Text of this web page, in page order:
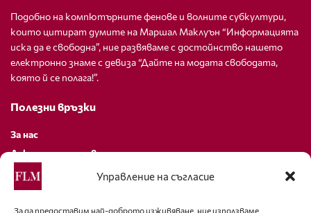
Управление на съгласие
За да предоставим най-доброто изживяване, ние използваме
Подобно на компютърните фенове и волните субкултури,
които цитират думите на Маршал Маклуън “Информацията
иска да е свободна”, ние развяваме с достойнство нашето
електронно знаме с девиза “Дайте на модата свободата,
която й се полага!”.
Полезни връзки
За нас
Декларация за поверителност
Политика за бисквитки
За контакти